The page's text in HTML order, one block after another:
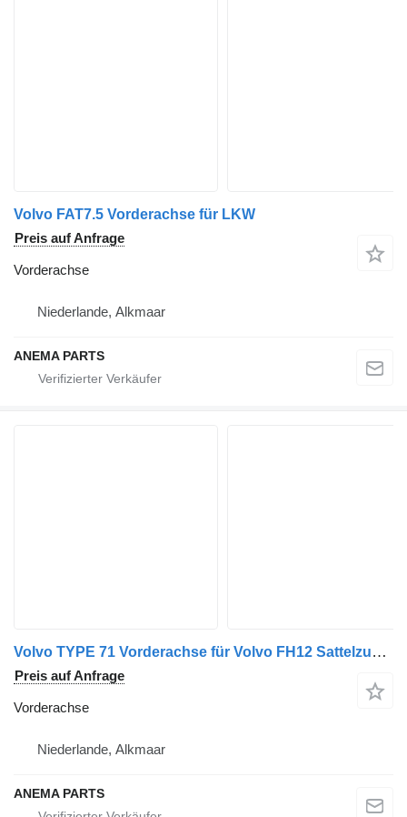
Volvo FAT7.5 Vorderachse für LKW
Preis auf Anfrage
Vorderachse
Niederlande, Alkmaar
ANEMA PARTS
Volvo TYPE 71 Vorderachse für Volvo FH12 Sattelzugmaschine
Preis auf Anfrage
Vorderachse
Niederlande, Alkmaar
ANEMA PARTS